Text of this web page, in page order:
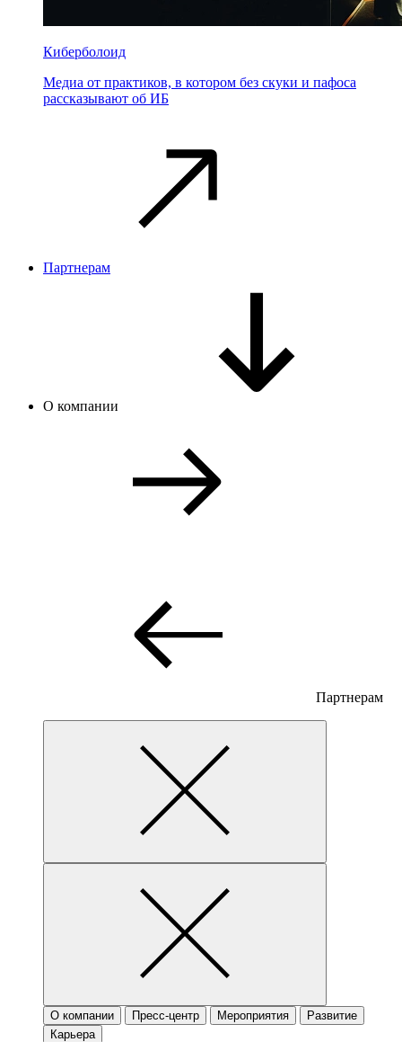
Киберболоид
Медиа от практиков, в котором без скуки и пафоса
рассказывают об ИБ
Партнерам
О компании
Партнерам
О компании Пресс-центр Мероприятия
Развитие
Карьера